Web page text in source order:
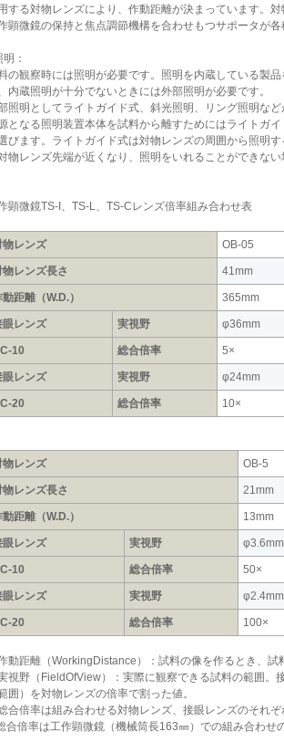
する対物レンズにより、作動距離が決まっています。
顕微鏡の保持と焦点調節機構を合わせもつサポータが各
：
の観察時には照明が必要です。照明を内蔵している製
内蔵照明が十分でないときには外部照明が必要です。
照明としてライトガイド式、斜光照明、リング照明など
となる照明装置本体を試料から離すためにはライトガ
びます。ライトガイド式は対物レンズの周囲から照明
物レンズ先端が近くなり、照明をいれることができない
顕微鏡TS-I、TS-L、TS-Cレンズ倍率組み合わせ表
物レンズ OB-05
物レンズ長さ 41mm
距離（W.D.） 365mm
眼レンズ 実視野 φ36mm
10 総合倍率 5×
眼レンズ 実視野 φ24mm
20 総合倍率 10×
物レンズ OB-5
物レンズ長さ 21mm
距離（W.D.） 13mm
眼レンズ 実視野 φ3.6mm
10 総合倍率 50×
眼レンズ 実視野 φ2.4mm
20 総合倍率 100×
動距離（WorkingDistance）：試料の像を作るとき、試
視野（FieldOfView）：実際に観察できる試料の範囲。
囲）を対物レンズの倍率で割った値。
合倍率は組み合わせる対物レンズ、接眼レンズのそれぞ
合倍率は工作顕微鏡（機械筒長163㎜）での組み合わせ